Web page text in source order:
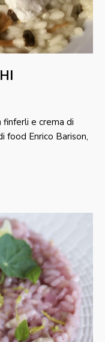
e crema di
food Enrico Barison,